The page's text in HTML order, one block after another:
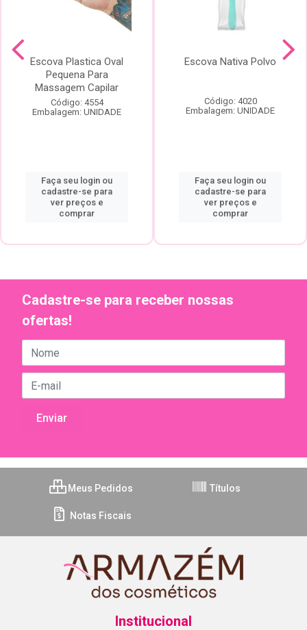
Escova Plastica Oval
Pequena Para
Massagem Capilar
Código: 4554
Embalagem: UNIDADE
Faça seu login ou
cadastre-se para
ver preços e
comprar
Escova Nativa Polvo
Código: 4020
Embalagem: UNIDADE
Faça seu login ou
cadastre-se para
ver preços e
comprar
Cadastre-se para receber nossas
ofertas!
Meus Pedidos Títulos
Notas Fiscais
Institucional